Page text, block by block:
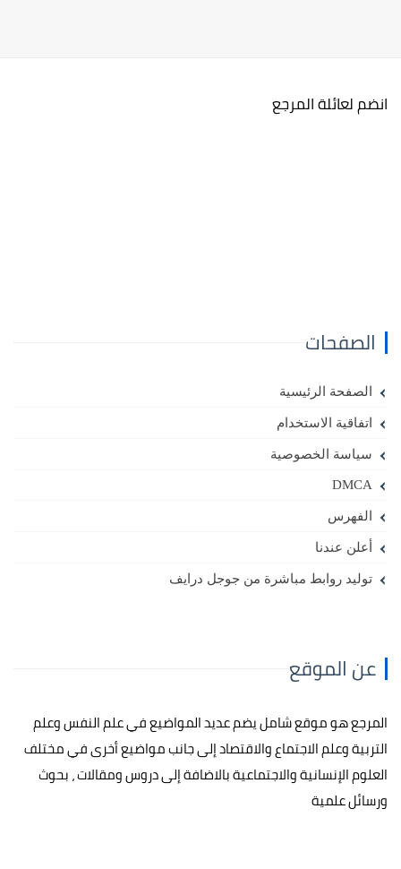
انضم لعائلة المرجع
الصفحات
الصفحة الرئيسية
اتفاقية الاستخدام
سياسة الخصوصية
DMCA
الفهرس
أعلن عندنا
توليد روابط مباشرة من جوجل درايف
عن الموقع
المرجع هو موقع شامل يضم عديد المواضيع في علم النفس وعلم
التربية وعلم الاجتماع والاقتصاد إلى جانب مواضيع أخرى في مختلف
العلوم الإنسانية والاجتماعية بالاضافة إلى دروس ومقالات ، بحوث
ورسائل علمية